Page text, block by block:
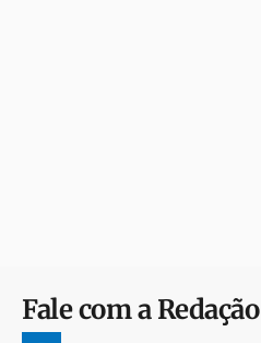
Fale com a Redação